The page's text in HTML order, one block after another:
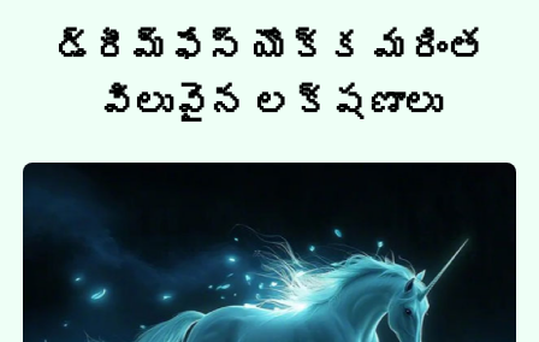
డ్రీమ్ఫేస్ యొక్క మరింత
విలువైన లక్షణాలు